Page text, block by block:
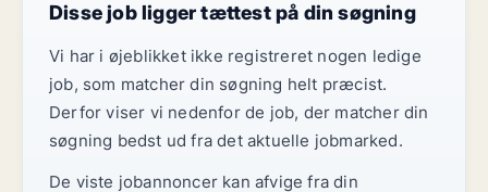
Disse job ligger tættest på din søgning
Vi har i øjeblikket ikke registreret nogen ledige
job, som matcher din søgning helt præcist.
Derfor viser vi nedenfor de job, der matcher din
søgning bedst ud fra det aktuelle jobmarked.
De viste jobannoncer kan afvige fra din